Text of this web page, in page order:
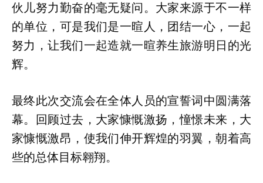
伙儿努力勤奋的毫无疑问。大家来源于不一样
的单位，可是我们是一暄人，团结一心，一起
努力，让我们一起造就一暄养生旅游明日的光
辉。
最终此次交流会在全体人员的宣誓词中圆满落
幕。回顾过去，大家慷慨激扬，憧憬未来，大
家慷慨激昂，使我们伸开辉煌的羽翼，朝着高
些的总体目标翱翔。